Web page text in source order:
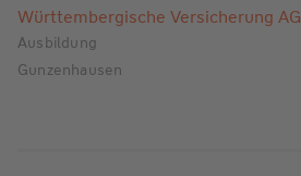
Württembergische Versicherung AG
Ausbildung
Gunzenhausen